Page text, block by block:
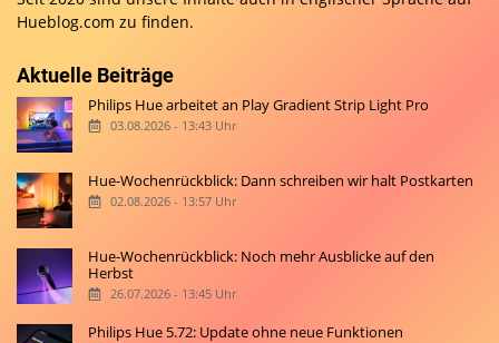
Hueblog.com zu finden.
Aktuelle Beiträge
Philips Hue arbeitet an Play Gradient Strip Light Pro
03.08.2026 - 13:43 Uhr
Hue-Wochenrückblick: Dann schreiben wir halt Postkarten
02.08.2026 - 13:57 Uhr
Hue-Wochenrückblick: Noch mehr Ausblicke auf den
Herbst
26.07.2026 - 13:45 Uhr
Philips Hue 5.72: Update ohne neue Funktionen